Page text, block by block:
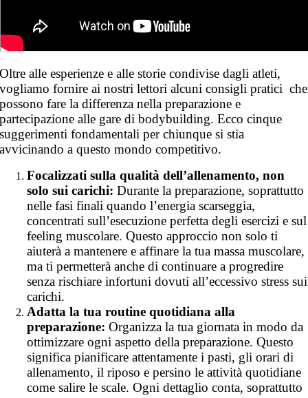
Oltre alle esperienze e alle storie condivise dagli atleti,
vogliamo fornire ai nostri lettori alcuni consigli pratici che
possono fare la differenza nella preparazione e
partecipazione alle gare di bodybuilding. Ecco cinque
suggerimenti fondamentali per chiunque si stia
avvicinando a questo mondo competitivo.
Focalizzati sulla qualità dell’allenamento, non
solo sui carichi: Durante la preparazione, soprattutto
nelle fasi finali quando l’energia scarseggia,
concentrati sull’esecuzione perfetta degli esercizi e sul
feeling muscolare. Questo approccio non solo ti
aiuterà a mantenere e affinare la tua massa muscolare,
ma ti permetterà anche di continuare a progredire
senza rischiare infortuni dovuti all’eccessivo stress sui
carichi.
Adatta la tua routine quotidiana alla
preparazione: Organizza la tua giornata in modo da
ottimizzare ogni aspetto della preparazione. Questo
significa pianificare attentamente i pasti, gli orari di
allenamento, il riposo e persino le attività quotidiane
come salire le scale. Ogni dettaglio conta, soprattutto